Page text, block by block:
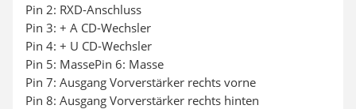
Pin 2: RXD-Anschluss
Pin 3: + A CD-Wechsler
Pin 4: + U CD-Wechsler
Pin 5: MassePin 6: Masse
Pin 7: Ausgang Vorverstärker rechts vorne
Pin 8: Ausgang Vorverstärker rechts hinten